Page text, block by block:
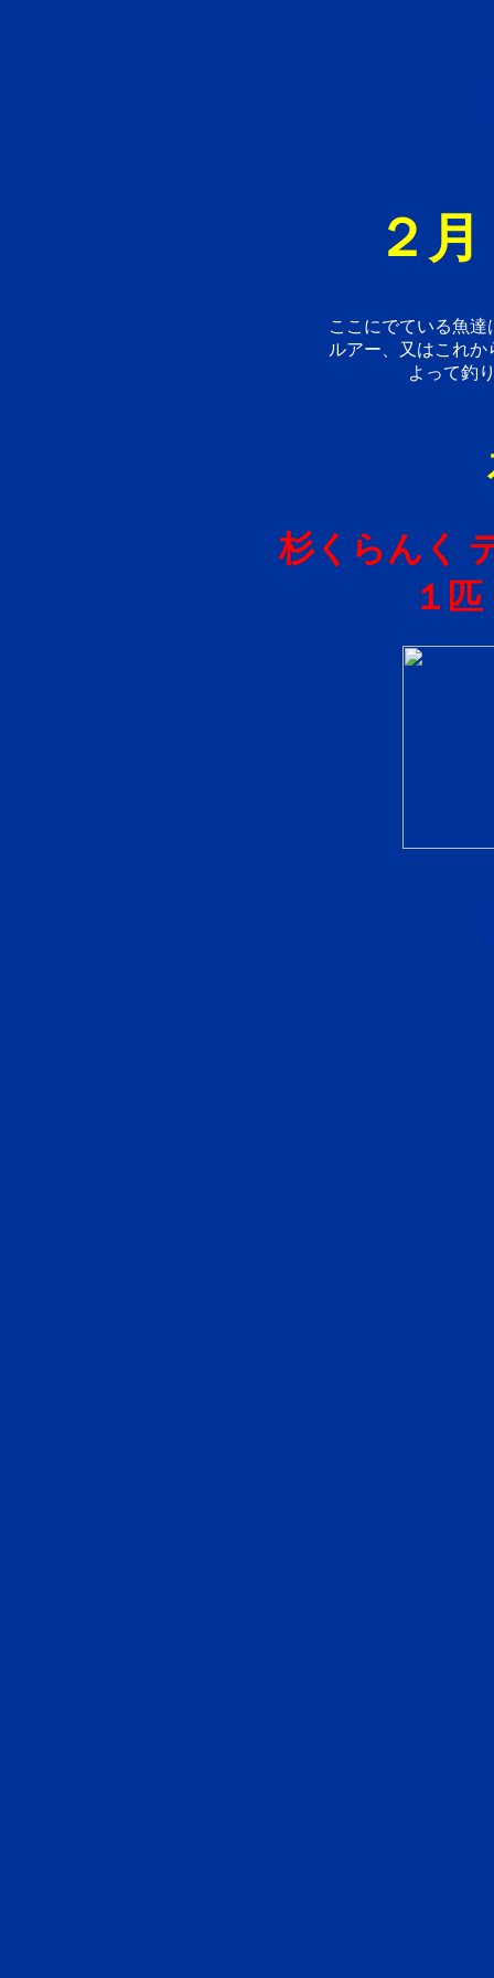
２
ここにでている魚
ルアー、又はこれ
よって釣
杉くらんく
１